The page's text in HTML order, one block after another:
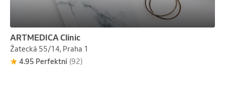
ARTMEDICA Clinic
Žatecká 55/14, Praha 1
4.95 Perfektní (92)